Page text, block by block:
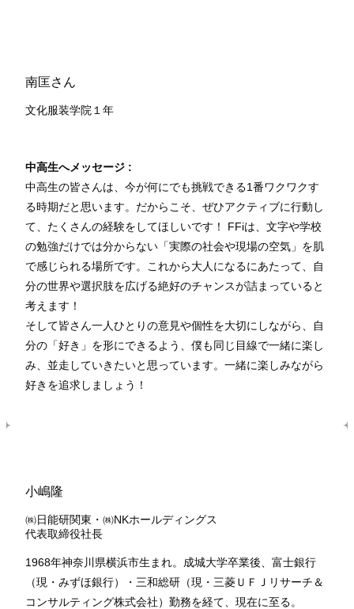
南匡さん
文化服装学院１ 年
中高生へメッセージ :
中高生の皆さんは、今が何にでも挑戦できる1番ワクワクす
る時期だと思います。だからこそ、ぜひアクティブに行動し
て、たくさんの経験をしてほしいです！ FFiは、文字や学校
の勉強だけでは分からない「実際の社会や現場の空気」を肌
で感じられる場所です。これから大人になるにあたって、自
分の世界や選択肢を広げる絶好のチャンスが詰まっていると
考えます！
そして皆さん一人ひとりの意見や個性を大切にしながら、自
分の「好き」を形にできるよう、僕も同じ目線で一緒に楽し
み、並走していきたいと思っています。一緒に楽しみながら
好きを追求しましょう！
小嶋隆
㈱日能研関東・㈱NKホールディングス
代表取締役社長
1968年神奈川県横浜市生まれ。成城大学卒業後、富士銀行
（現・みずほ銀行）・三和総研（現・三菱ＵＦＪリサーチ＆
コンサルティング株式会社）勤務を経て、現在に至る。